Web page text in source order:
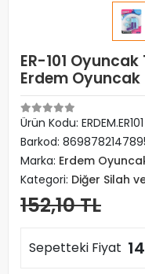
ER-101
Erdem Oyuncak
Ürün Kodu: ERDEM.ER101
Barkod:
Marka: Erdem
Kategori: Diğer Silah
152,10 TL
Sepetteki Fiyat